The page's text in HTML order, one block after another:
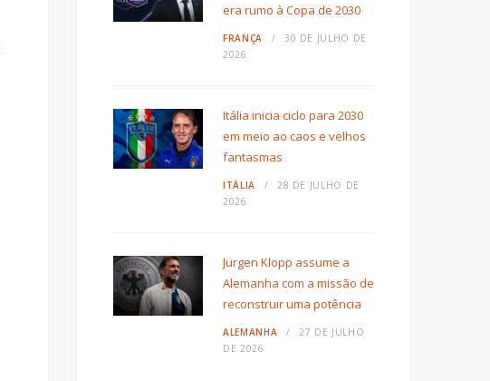
era rumo à Copa de 2030
FRANÇA
30 DE JULHO DE
2026
Itália inicia ciclo para 2030
em meio ao caos e velhos
fantasmas
ITÁLIA
28 DE JULHO DE
2026
Jürgen Klopp assume a
Alemanha com a missão de
reconstruir uma potência
ALEMANHA
27 DE JULHO
DE 2026